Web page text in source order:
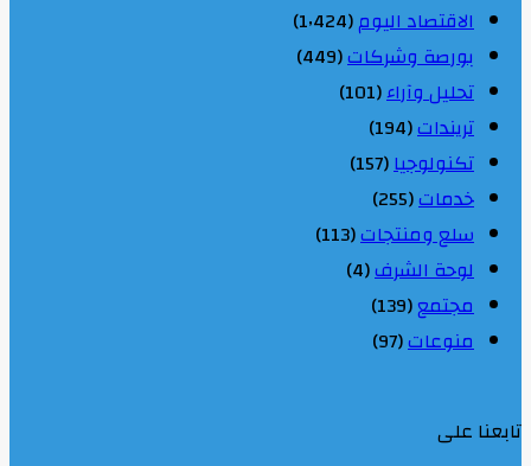
الاقتصاد اليوم(1٬424)
بورصة وشركات(449)
تحليل وآراء(101)
تريندات(194)
تكنولوجيا(157)
خدمات(255)
سلع ومنتجات(113)
لوحة الشرف(4)
مجتمع(139)
منوعات(97)
تابعنا على